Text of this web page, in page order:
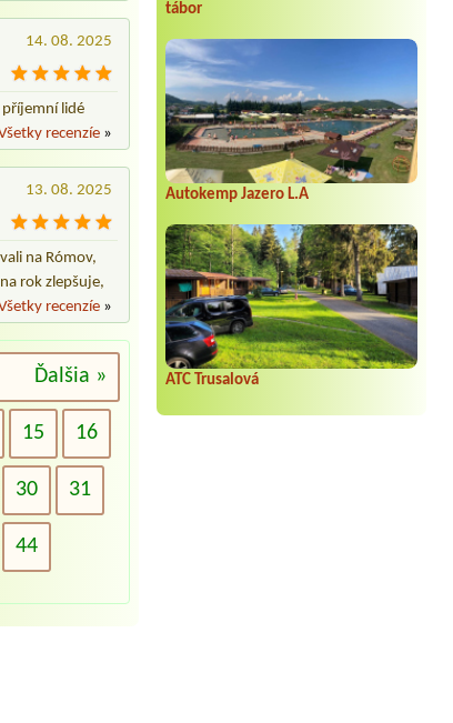
tábor
Autokemp Jazero L.A
ATC Trusalová
14. 08. 2025
lidé
recenzíe»
13. 08. 2025
na Rómov,
rok zlepšuje,
recenzíe»
Ďalšia »
15 16
30 31
44